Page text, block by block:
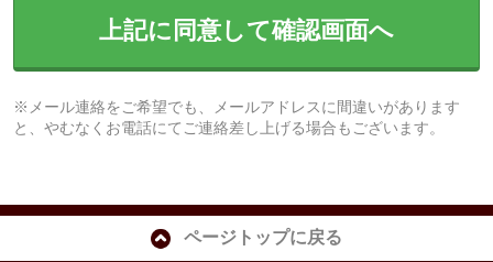
上記に同意して確認画面へ
※メール連絡をご希望でも、メールアドレスに間違いがあります
と、やむなくお電話にてご連絡差し上げる場合もございます。
ページトップに戻る